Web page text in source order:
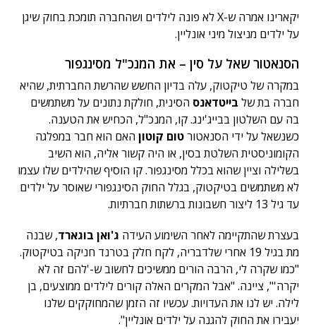
יקארינו אמרה ש-X לא פונה לילדים ושהחברה תומכת בחוק שיגן
על ילדים מניצול מיני אונליין.
הסנאטור שאל על סין – את המנכ"ל מסינגפור
במקרה של טיקטוק, עלה בדיון החשש שהרשת החברתית, שהיא
חברה בת של בייטדאנס הסינית, חולקת נתונים על משתמשים
בה עם השלטון בבייג'ינג. קו, המנכ"ל, הכחיש את הטענה.
כשנשאל על ידי הסנאטורטום קוטון האם הוא חבר במפלגה
הקומוניסטית השלטת בסין, או היה קשור אליה, הוא השיב
בשלילה וציין שהוא בכלל מסינגפור. קו הוסיף שהילדים שלו עצמו
לא משתמשים בטיקטוק, בגלל החוק הסינגפורי שאוסר על ילדים
עד גיל 13 ליצור חשבונות ברשתות חברתיות.
בעצרת שהתקיימה לאחר השימוע העידה ג'ואן בוגארד, שבנה
מת בגיל 19 אחרי שלדבריה, לקח חלק בטרנד חניקה בטיקטוק.
"כמו שקרה לי, הרבה הורים ממשיכים לחשוב ש-'להם זה לא
יקרה'", ציינה. "אבל המקרים האלה קורים לילדים ממוצעים, בן
לילה. יש לנו את העדויות. עכשיו זה הזמן שהמחוקקים שלנו
יעבירו את החוק להגנה על ילדים אונליין".